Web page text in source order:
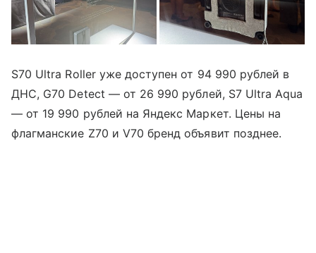
S70 Ultra Roller уже доступен от 94 990 рублей в
ДНС, G70 Detect — от 26 990 рублей, S7 Ultra Aqua
— от 19 990 рублей на Яндекс Маркет. Цены на
флагманские Z70 и V70 бренд объявит позднее.